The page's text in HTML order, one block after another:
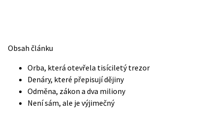
Obsah článku
Orba, která otevřela tisíciletý trezor
Denáry, které přepisují dějiny
Odměna, zákon a dva miliony
Není sám, ale je výjimečný